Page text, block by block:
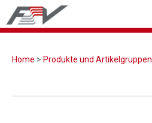
Home > Produkte und Artikelgruppen